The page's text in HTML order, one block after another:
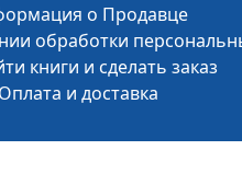
о Продавце
обработки
книги и сделать заказ
Оплата и доставка